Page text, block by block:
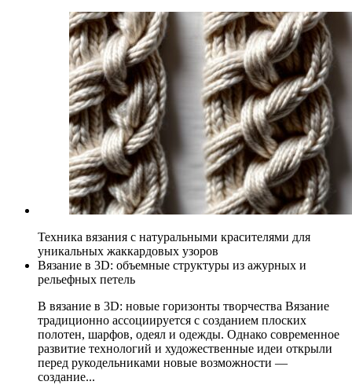
Техника вязания с натуральными красителями для
уникальных жаккардовых узоров
Вязание в 3D: объемные структуры из ажурных и
рельефных петель
В вязание в 3D: новые горизонты творчества Вязание
традиционно ассоциируется с созданием плоских
полотен, шарфов, одеял и одежды. Однако современное
развитие технологий и художественные идеи открыли
перед рукодельниками новые возможности —
создание...